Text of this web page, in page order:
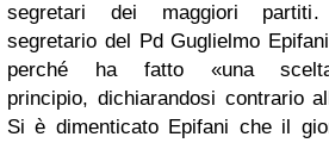
segretari dei maggiori
segretario del Pd Guglielmo
perché ha fatto «una
principio, dichiarandosi contrario
Si è dimenticato Epifani che il